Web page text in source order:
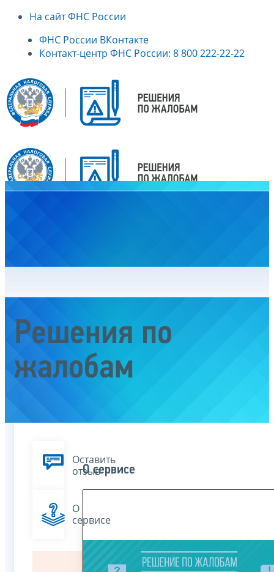
На сайт ФНС России
ФНС России ВКонтакте
Контакт-центр ФНС России: 8 800 222-22-22
Решения по
жалобам
Оставить
отзыв
О
сервисе
О сервисе